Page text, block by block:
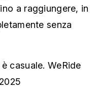
a raggiungere, in
senza
casuale. WeRide